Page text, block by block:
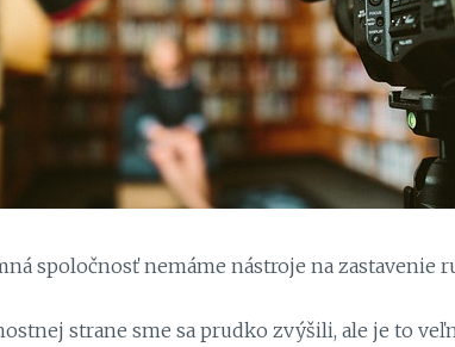
spoločnosť nemáme nástroje na zastavenie
strane sme sa prudko zvýšili, ale je to